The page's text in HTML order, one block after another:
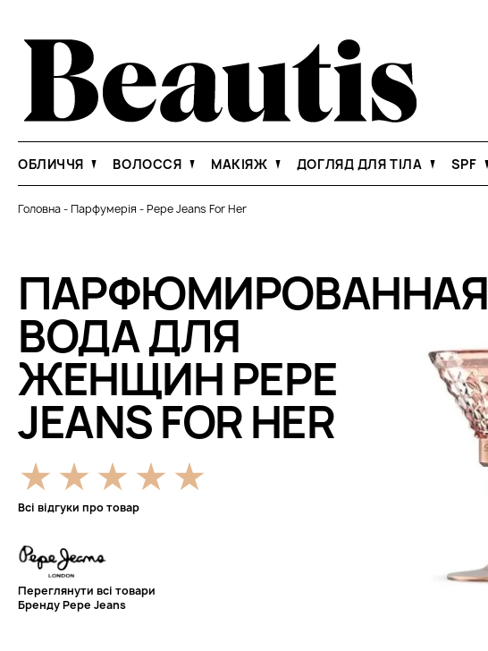
ОБЛИЧЧЯ ВОЛОССЯ МАКІЯЖ ДОГЛЯД ДЛЯ ТІЛА SPF
Головна-Парфумерія -Pepe Jeans For Her
ПАРФЮМИРОВАННАЯ
ВОДА ДЛЯ
ЖЕНЩИН PEPE
JEANS FOR HER
Всі відгуки про товар
Переглянути всі товари
Бренду Pepe Jeans